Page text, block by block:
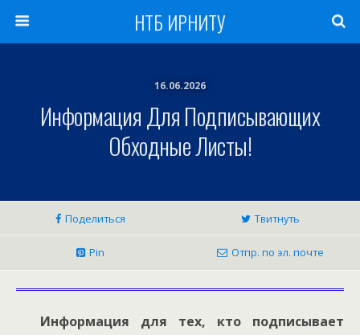
НТБ ИРНИТУ
16.06.2026
Информация Для Подписывающих
Обходные Листы!
Поделиться Твитнуть
Pin Отпр. по эл. почте
Информация для тех, кто подписывает